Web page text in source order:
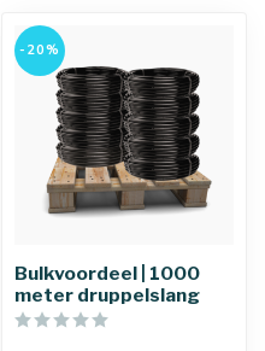
-20%
Bulkvoordeel | 1000
meter druppelslang